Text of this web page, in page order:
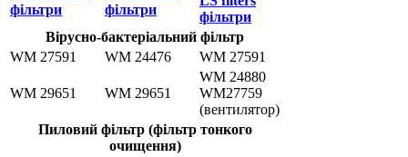
Вірусно-бактеріальний фільтр
WM 27591
WM 24476 WM 27591
WM 29651 WM 29651
WM 24880
WM27759
(вентилятор)
Пиловий фільтр (фільтр тонкого
очищення)